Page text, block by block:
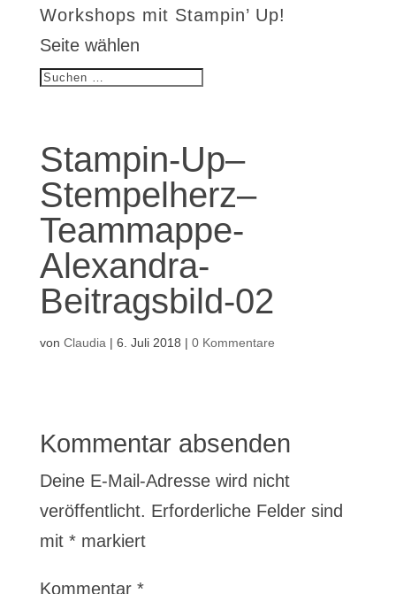
Workshops mit Stampin’ Up!
Seite wählen
Stampin-Up–
Stempelherz–
Teammappe-
Alexandra-
Beitragsbild-02
von Claudia | 6. Juli 2018 | 0 Kommentare
Kommentar absenden
Deine E-Mail-Adresse wird nicht
veröffentlicht. Erforderliche Felder sind
mit *markiert
Kommentar *